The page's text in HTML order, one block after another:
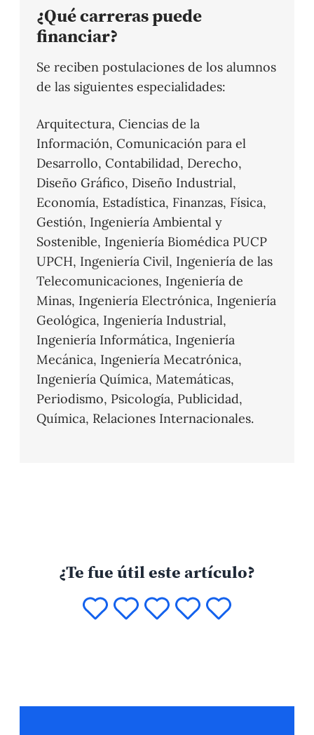
¿Qué carreras puede
financiar?
Se reciben postulaciones de los alumnos
de las siguientes especialidades:
Arquitectura, Ciencias de la
Información, Comunicación para el
Desarrollo, Contabilidad, Derecho,
Diseño Gráfico, Diseño Industrial,
Economía, Estadística, Finanzas, Física,
Gestión, Ingeniería Ambiental y
Sostenible, Ingeniería Biomédica PUCP
UPCH, Ingeniería Civil, Ingeniería de las
Telecomunicaciones, Ingeniería de
Minas, Ingeniería Electrónica, Ingeniería
Geológica, Ingeniería Industrial,
Ingeniería Informática, Ingeniería
Mecánica, Ingeniería Mecatrónica,
Ingeniería Química, Matemáticas,
Periodismo, Psicología, Publicidad,
Química, Relaciones Internacionales.
¿Te fue útil este artículo?